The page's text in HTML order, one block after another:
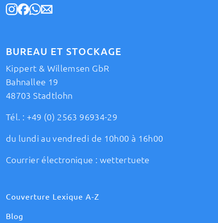
BUREAU ET STOCKAGE
Kippert & Willemsen GbR
Bahnallee 19
48703 Stadtlohn
Tél. : +49 (0) 2563 96934-29
du lundi au vendredi de 10h00 à 16h00
Courrier électronique : wettertuete
Couverture Lexique A-Z
Blog